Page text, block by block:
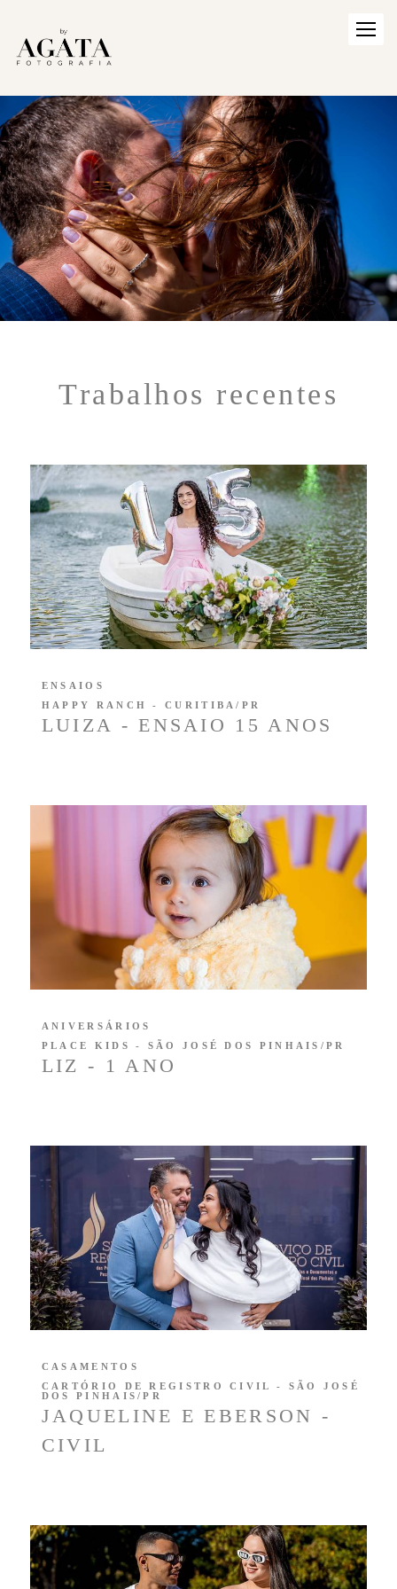
Trabalhos recentes
LUIZA - ENSAIO 15 ANOS
ENSAIOS
HAPPY RANCH - CURITIBA/PR
LIZ - 1 ANO
ANIVERSÁRIOS
PLACE KIDS - SÃO JOSÉ DOS PINHAIS/PR
JAQUELINE E EBERSON -
CIVIL
CASAMENTOS
CARTÓRIO DE REGISTRO CIVIL - SÃO JOSÉ
DOS PINHAIS/PR